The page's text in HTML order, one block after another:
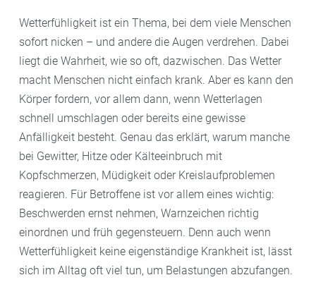
Wetterfühligkeit ist ein Thema, bei dem viele Menschen
sofort nicken – und andere die Augen verdrehen. Dabei
liegt die Wahrheit, wie so oft, dazwischen. Das Wetter
macht Menschen nicht einfach krank. Aber es kann den
Körper fordern, vor allem dann, wenn Wetterlagen
schnell umschlagen oder bereits eine gewisse
Anfälligkeit besteht. Genau das erklärt, warum manche
bei Gewitter, Hitze oder Kälteeinbruch mit
Kopfschmerzen, Müdigkeit oder Kreislaufproblemen
reagieren. Für Betroffene ist vor allem eines wichtig:
Beschwerden ernst nehmen, Warnzeichen richtig
einordnen und früh gegensteuern. Denn auch wenn
Wetterfühligkeit keine eigenständige Krankheit ist, lässt
sich im Alltag oft viel tun, um Belastungen abzufangen.